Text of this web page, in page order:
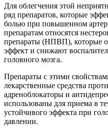
Для облегчения этой
ряд препаратов, которые
болью при повышенном
препаратам относятся
препараты (НПВП), которые
эффект и снижают
головного мозга.
Препараты с этими
лекарственные средства
адреноблокаторы и
использованы для приема в
устойчивого эффекта при
давлении.